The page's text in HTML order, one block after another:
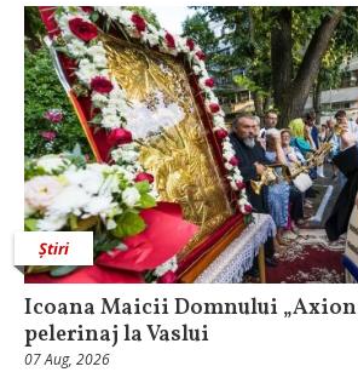
Știri
Icoana Maicii Domnului
pelerinaj la Vaslui
07 Aug, 2026